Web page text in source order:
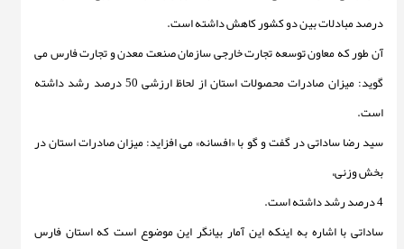
درصد مبادلات بین دو کشور کاهش داشته است.
آن طور که معاون توسعه تجارت خارجی سازمان صنعت معدن و تجارت فارس می
گوید: میزان صادرات محصولات استان از لحاظ ارزشی 50 درصد رشد داشته
است.
سید رضا ساداتی در گفت و گو با «افسانه» می افزاید: میزان صادرات استان در
بخش وزنی،
4 درصد رشد داشته است.
ساداتی با اشاره به اینکه این آمار بیانگر این موضوع است که استان فارس